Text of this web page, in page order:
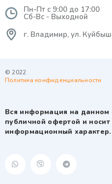
Пн-Пт с 9:00 до 17:00
Сб-Вс - Выходной
г. Владимир, ул.
© 2022
Политика конфиденциальности
Вся информация на данном
публичной офертой и
информационный характер.